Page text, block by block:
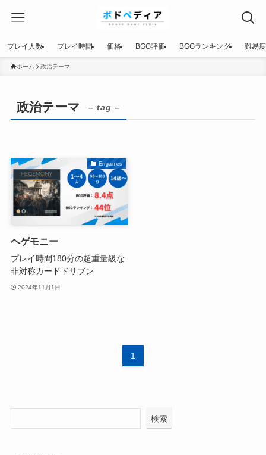
プレイ人数 プレイ時間 価格 BGG評価 BGGランキング 難易度
ホーム 政治テーマ
政治テーマ – tag –
Engames
ヘゲモニー
プレイ時間180分の超重量級な
非対称カードドリブン
2024年11月1日
1
検索